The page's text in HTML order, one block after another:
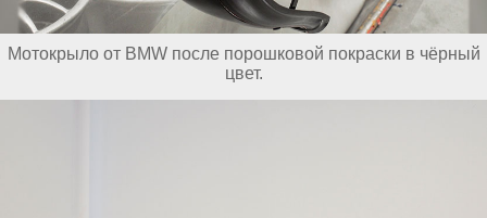
Мотокрыло от BMW после порошковой покраски в чёрный
цвет.